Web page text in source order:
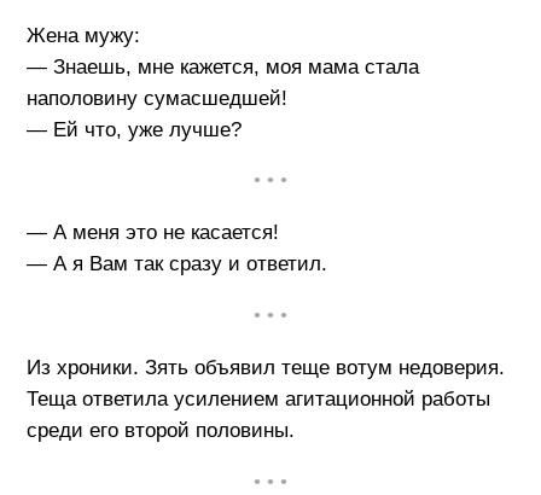
Жена мужу:
— Знаешь, мне кажется, моя мама стала
наполовину сумасшедшей!
— Ей что, уже лучше?
• • •
— А меня это не касается!
— А я Вам так сразу и ответил.
• • •
Из хроники. Зять объявил теще вотум недоверия.
Теща ответила усилением агитационной работы
среди его второй половины.
• • •